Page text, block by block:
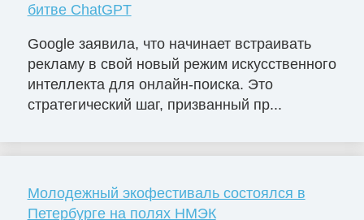
битве ChatGPT
Google заявила, что начинает встраивать
рекламу в свой новый режим искусственного
интеллекта для онлайн-поиска. Это
стратегический шаг, призванный пр...
Молодежный экофестиваль состоялся в
Петербурге на полях НМЭК